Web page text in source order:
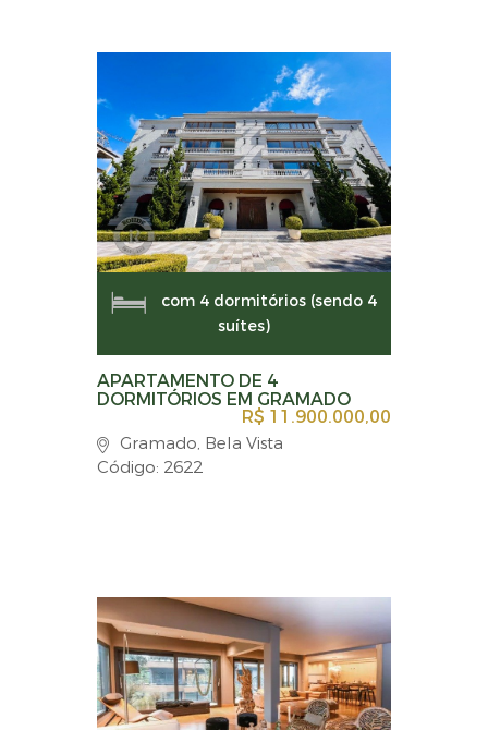
com 4 dormitórios (sendo 4
suítes)
APARTAMENTO DE 4
DORMITÓRIOS EM GRAMADO
R$ 11.900.000,00
Gramado, Bela Vista
Código: 2622